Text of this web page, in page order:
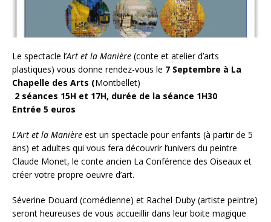
Le spectacle l’Art et la Manière (conte et atelier d’arts
plastiques) vous donne rendez-vous le 7 Septembre à La
Chapelle des Arts (Montbellet)
2 séances 15H et 17H, durée de la séance 1H30
Entrée 5 euros
L’Art et la Manière est un spectacle pour enfants (à partir de 5
ans) et adultes qui vous fera découvrir l’univers du peintre
Claude Monet, le conte ancien La Conférence des Oiseaux et
créer votre propre oeuvre d’art.
Séverine Douard (comédienne) et Rachel Duby (artiste peintre)
seront heureuses de vous accueillir dans leur boite magique